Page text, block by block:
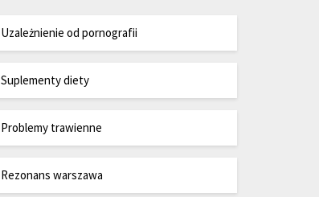
Uzależnienie od pornografii
Suplementy diety
Problemy trawienne
Rezonans warszawa